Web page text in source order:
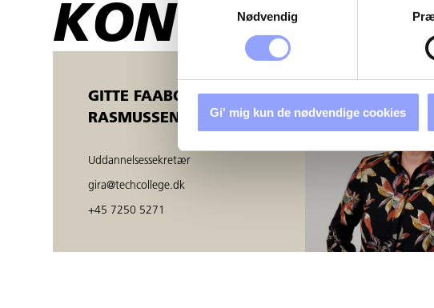
Nødvendig
Gi' mig kun de nødvendige cookies
GITTE FAABORG
RASMUSSEN
Uddannelsessekretær
gira@techcollege.dk
+45 7250 5271